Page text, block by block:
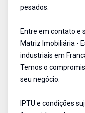
pesados.
Entre em contato e
Matriz Imobiliária -
industriais em
Temos o
seu negócio.
IPTU e condições